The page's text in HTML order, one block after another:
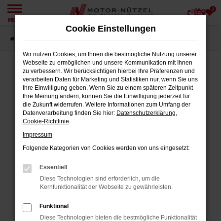
Zum
springen
MENÜ
0
FEHLER: NETWORK ERROR
Beim Laden ist ein Fehler aufgetreten.
Hier sind ein paar Tipps, die dir helfen können:
Überprüfe deine Firewall und deine
Internetverbindung.
Prüfe deine Browsererweiterungen.
können das Laden bestimmter Seiten
Cookie Einstellungen
Wir nutzen Cookies, um Ihnen die bestmögliche Nutzung unserer
Webseite zu ermöglichen und unsere Kommunikation mit Ihnen
zu verbessern. Wir berücksichtigen hierbei Ihre Präferenzen und
verarbeiten Daten für Marketing und Statistiken nur, wenn Sie uns
Ihre Einwilligung geben. Wenn Sie zu einem späteren Zeitpunkt
Ihre Meinung ändern, können Sie die Einwilligung jederzeit für
die Zukunft widerrufen. Weitere Informationen zum Umfang der
Datenverarbeitung finden Sie hier: Datenschutzerklärung,
Cookie-Richtlinie.
Impressum
Folgende Kategorien von Cookies werden von uns eingesetzt:
Essentiell
Diese Technologien sind erforderlich, um die
Kernfunktionalität der Webseite zu gewährleisten.
Funktional
Diese Technologien bieten die bestmögliche Funktionalität